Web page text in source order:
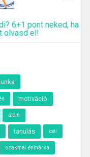
6+1 pont neked, ha
olvasd el!
motiváció
álom
tanulás cél
szakmai énmárka